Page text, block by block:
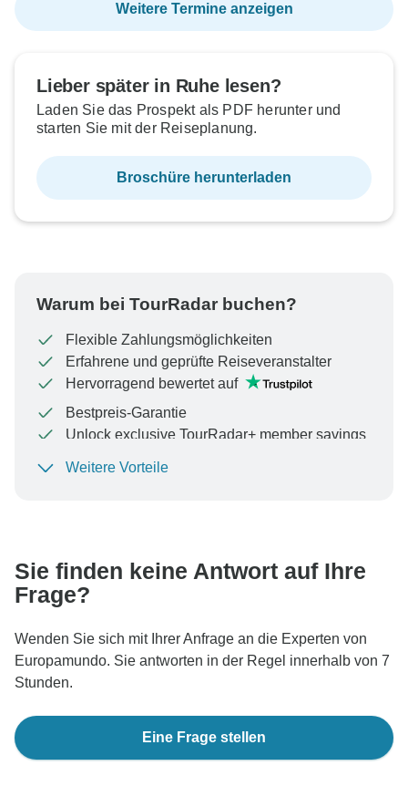
Weitere Termine anzeigen
Lieber später in Ruhe lesen?
Laden Sie das Prospekt als PDF herunter und
starten Sie mit der Reiseplanung.
Broschüre herunterladen
Warum bei TourRadar buchen?
Flexible Zahlungsmöglichkeiten
Erfahrene und geprüfte Reiseveranstalter
Hervorragend bewertet auf
Bestpreis-Garantie
Unlock exclusive TourRadar+ member savings
Um Ihre Zahlung zu schützen und sicherzustellen,
Weitere Vorteile
Sie finden keine Antwort auf Ihre
Frage?
Wenden Sie sich mit Ihrer Anfrage an die Experten von
Europamundo. Sie antworten in der Regel innerhalb von 7
Stunden.
Eine Frage stellen